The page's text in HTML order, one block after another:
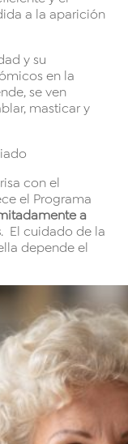
a la aparición
y su
en la
se ven
masticar y
con el
el Programa
a
. El cuidado de la
depende el